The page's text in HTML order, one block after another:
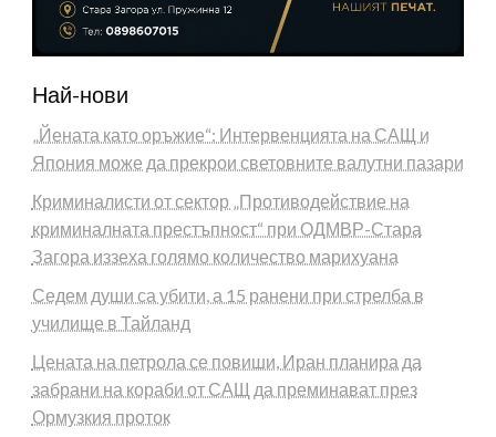
Най-нови
„Йената като оръжие“: Интервенцията на САЩ и
Япония може да прекрои световните валутни пазари
Криминалисти от сектор „Противодействие на
криминалната престъпност“ при ОДМВР-Стара
Загора иззеха голямо количество марихуана
Седем души са убити, а 15 ранени при стрелба в
училище в Тайланд
Цената на петрола се повиши, Иран планира да
забрани на кораби от САЩ да преминават през
Ормузкия проток